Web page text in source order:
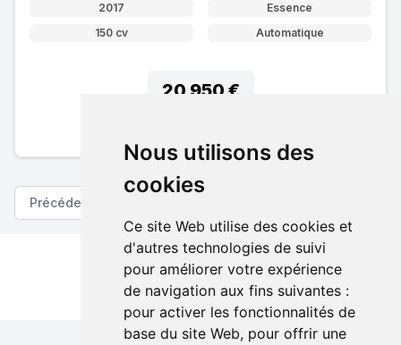
Nous utilisons des
cookies
Ce site Web utilise des cookies et
d'autres technologies de suivi
pour améliorer votre expérience
de navigation aux fins suivantes :
pour activer les fonctionnalités de
base du site Web, pour offrir une
2017
Essence
150 cv
Automatique
20 950 €
Précédent